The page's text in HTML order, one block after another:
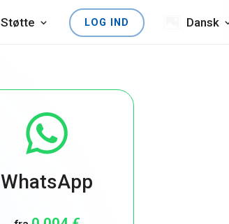
Støtte LOG IND Dansk
WhatsApp